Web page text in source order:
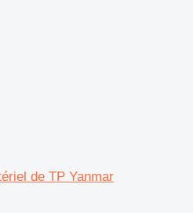
de TP Yanmar